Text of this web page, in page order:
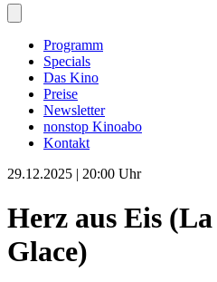
Programm
Specials
Das Kino
Preise
Newsletter
nonstop Kinoabo
Kontakt
29.12.2025 | 20:00 Uhr
Herz aus Eis
Glace)